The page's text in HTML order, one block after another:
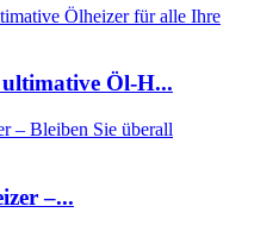
Öl-H...
–...